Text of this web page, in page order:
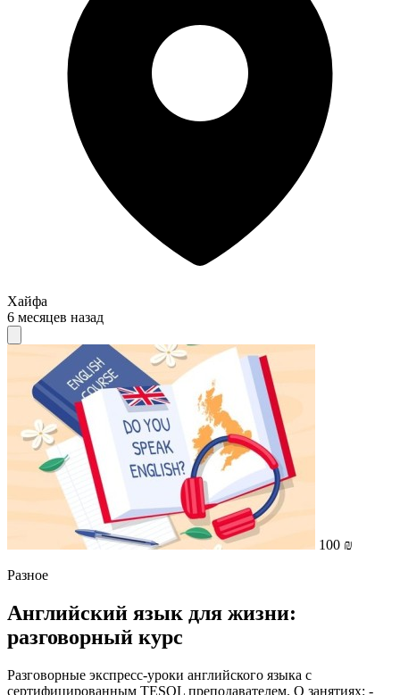
Хайфа
6 месяцев назад
100 ₪
Разное
Английский язык для жизни:
разговорный курс
Разговорные экспресс-уроки английского языка с
сертифицированным TESOL преподавателем. О занятиях: -